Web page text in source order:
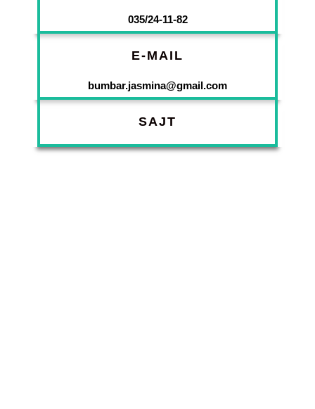
035/24-11-82
E-MAIL
bumbar.jasmina@gmail.com
SAJT